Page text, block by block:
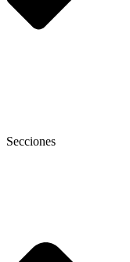
Secciones